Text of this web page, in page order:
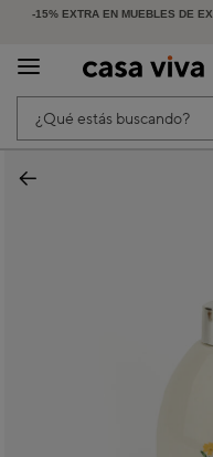
-15% EXTRA EN MUEBLES DE
HASTA -60% DE
¿Qué estás buscando?